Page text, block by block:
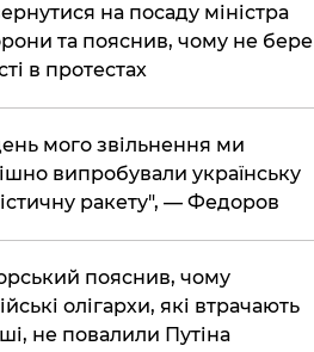
на посаду міністра
та пояснив, чому не бере
в протестах
мого звільнення ми
випробували українську
ракету", — Федоров
пояснив, чому
олігархи, які втрачають
не повалили Путіна